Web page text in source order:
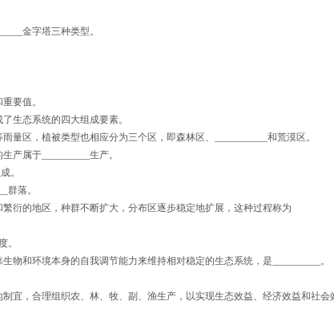
金字塔三种类型。
要值。
生态系统的四大组成要素。
区，植被类型也相应分为三个区，即森林区、___________和荒漠区。
属于__________生产。
。
群落。
的地区，种群不断扩大，分布区逐步稳定地扩展，这种过程称为
。
和环境本身的自我调节能力来维持相对稳定的生态系统，是__________。
宜，合理组织农、林、牧、副、渔生产，以实现生态效益、经济效益和社会